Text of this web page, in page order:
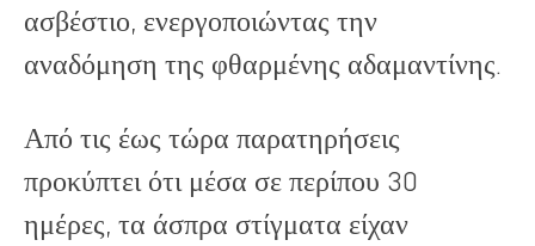
ασβέστιο, ενεργοποιώντας την
αναδόμηση της φθαρμένης αδαμαντίνης.
Από τις έως τώρα παρατηρήσεις
προκύπτει ότι μέσα σε περίπου 30
ημέρες, τα άσπρα στίγματα είχαν